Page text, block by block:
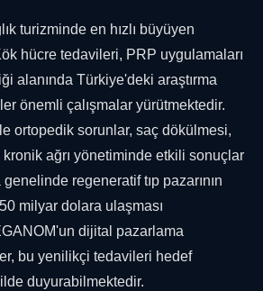
turizminde en hızlı büyüyen
hücre tedavileri, PRP uygulamaları
alanında Türkiye'deki araştırma
önemli çalışmalar yürütmektedir.
ortopedik sorunlar, saç dökülmesi,
ağrı yönetiminde etkili sonuçlar
regeneratif tıp pazarının
milyar dolara ulaşması
dijital pazarlama
bu yenilikçi tedavileri hedef
duyurabilmektedir.